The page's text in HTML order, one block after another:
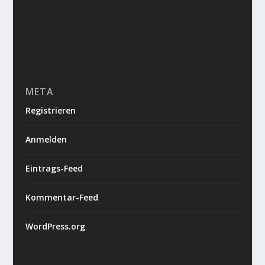
META
Registrieren
Anmelden
Eintrags-Feed
Kommentar-Feed
WordPress.org